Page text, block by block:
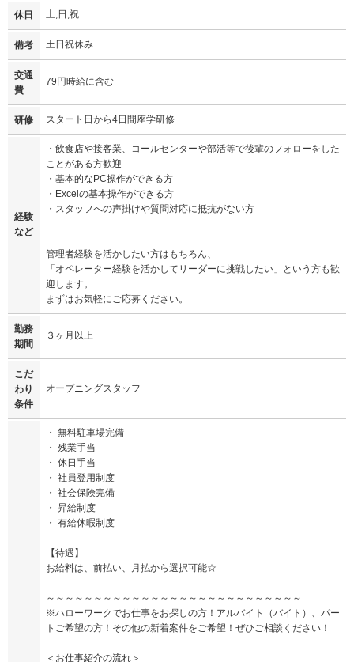
休日 土,日,祝
備考 土日祝休み
交通
費
79円時給に含む
研修 スタート日から4日間座学研修
経験
など
・飲食店や接客業、コールセンターや部活等で後輩のフォローをした
ことがある方歓迎
・基本的なPC操作ができる方
・Excelの基本操作ができる方
・スタッフへの声掛けや質問対応に抵抗がない方
管理者経験を活かしたい方はもちろん、
「オペレーター経験を活かしてリーダーに挑戦したい」という方も歓
迎します。
まずはお気軽にご応募ください。
勤務
期間
３ヶ月以上
こだ
わり
条件
オープニングスタッフ
・ 無料駐車場完備
・ 残業手当
・ 休日手当
・ 社員登用制度
・ 社会保険完備
・ 昇給制度
・ 有給休暇制度
【待遇】
お給料は、前払い、月払から選択可能☆
～～～～～～～～～～～～～～～～～～～～～～～～～～～
※ハローワークでお仕事をお探しの方！アルバイト（バイト）、パー
トご希望の方！その他の新着案件をご希望！ぜひご相談ください！
＜お仕事紹介の流れ＞